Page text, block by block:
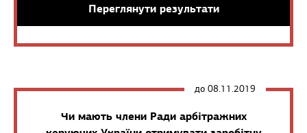
Переглянути результати
до 08.11.2019
Чи мають члени Ради арбітражних